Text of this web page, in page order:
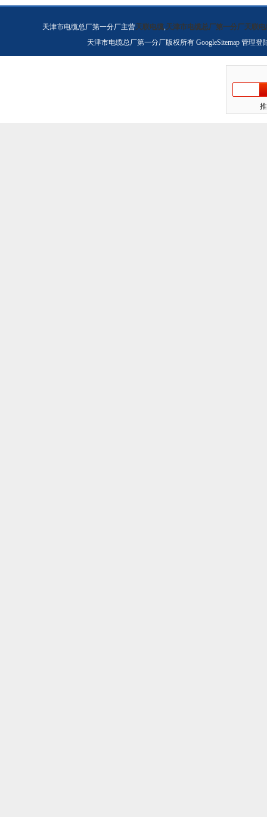
天津市电缆总厂第一分厂主营天联电缆,天津市电缆总厂第一分厂天联电
天津市电缆总厂第一分厂版权所有 GoogleSitemap 管理登